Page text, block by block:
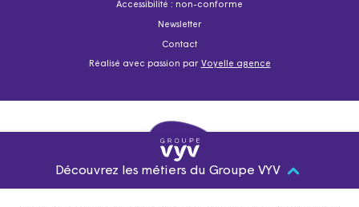
Accessibilité : non-conforme
Newsletter
Contact
Réalisé avec passion par Voyelle agence
Découvrez les métiers du Groupe VYV